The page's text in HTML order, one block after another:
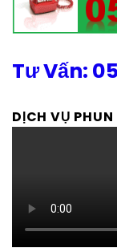
Tư Vấn:
DỊCH VỤ